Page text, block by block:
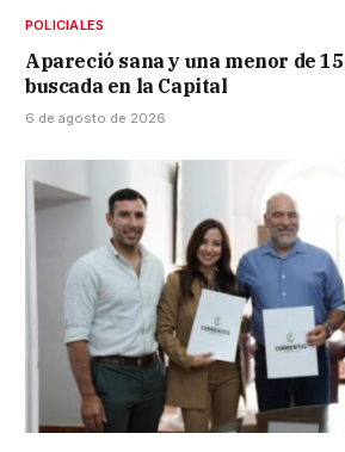
POLICIALES
Apareció sana y una menor de
buscada en la Capital
6 de agosto de 2026